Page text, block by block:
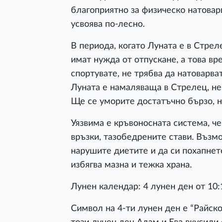
благоприятно за физическо
усвоява по-лесно.
В периода, когато Луната е в
имат нужда от отпускане, а това
спортувате, не трябва да
Луната е намаляваща в Стрелец,
Ще се уморите достатъчно бързо,
Уязвима е кръвоносната система,
връзки, тазобедрените стави.
нарушите диетите и да си
избягва мазна и тежка храна.
Лунен календар: 4 лунен ден от
Символ на 4-ти лунен ден е